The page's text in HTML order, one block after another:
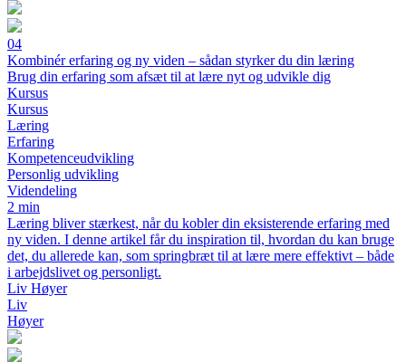
04
Kombinér erfaring og ny viden – sådan styrker du din læring
Brug din erfaring som afsæt til at lære nyt og udvikle dig
Kursus
Kursus
Læring
Erfaring
Kompetenceudvikling
Personlig udvikling
Videndeling
2 min
Læring bliver stærkest, når du kobler din eksisterende erfaring med
ny viden. I denne artikel får du inspiration til, hvordan du kan bruge
det, du allerede kan, som springbræt til at lære mere effektivt – både
i arbejdslivet og personligt.
Liv Høyer
Liv
Høyer